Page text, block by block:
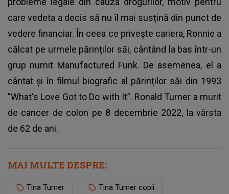
care vedeta a decis să nu îl mai susțină din punct de
vedere financiar. În ceea ce privește cariera, Ronnie a
călcat pe urmele părinților săi, cântând la bas într-un
grup numit Manufactured Funk. De asemenea, el a
cântat și în filmul biografic al părinților săi din 1993
”What's Love Got to Do with It”. Ronald Turner a murit
de cancer de colon pe 8 decembrie 2022, la vârsta
de 62 de ani.
MAI MULTE DESPRE:
Tina Turner Tina Turner copii